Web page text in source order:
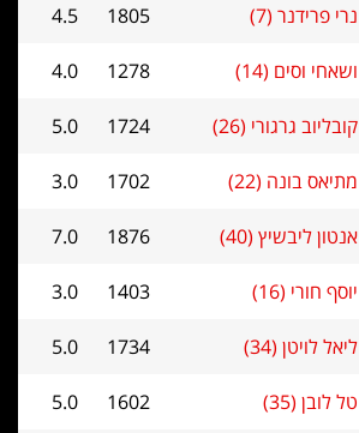
נרי פרידנר (7) 1805
4.5
ושאחי וסים (14) 1278
4.0
קובליוב גרגורי (26) 1724
5.0
מתיאס בונה (22) 1702
3.0
אנטון ליבשיץ (40) 1876
7.0
יוסף חורי (16) 1403
3.0
ליאל לויטן (34) 1734
5.0
טל לובן (35) 1602
5.0